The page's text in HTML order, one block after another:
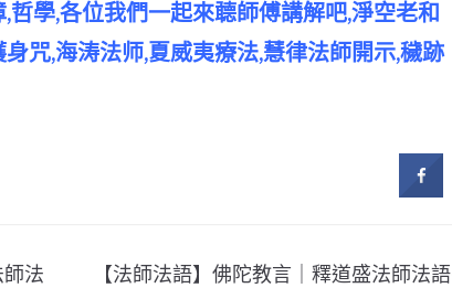
哲學,各位我們一起來聼師傅講解吧,淨空老和
咒,海涛法师,夏威夷療法,慧律法師開示,穢跡
師法
【法師法語】佛陀教言｜釋道盛法師法語